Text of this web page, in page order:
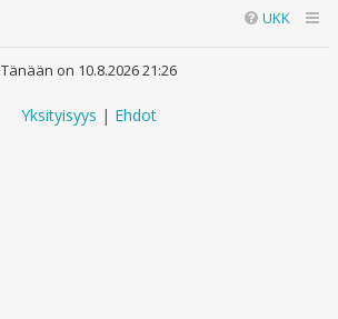
UKK
Tänään on 10.8.2026 21:26
Yksityisyys | Ehdot